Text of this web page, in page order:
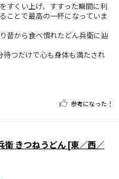
すくい上げ、すすった瞬間に利
ことで最高の一杯になっていま
昔から食べ慣れたどん兵衛に辿
つだけで心も身体も満たされ
参考になった！
衛 きつねうどん [東／西／